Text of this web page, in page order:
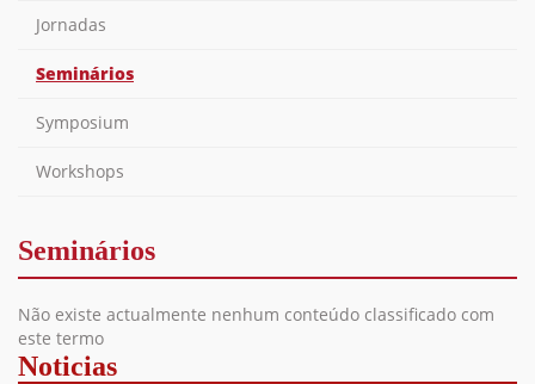
Jornadas
Seminários
Symposium
Workshops
Seminários
Não existe actualmente nenhum conteúdo classificado com
este termo
Noticias